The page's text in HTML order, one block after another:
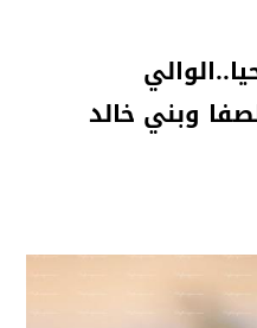
وبني خالد